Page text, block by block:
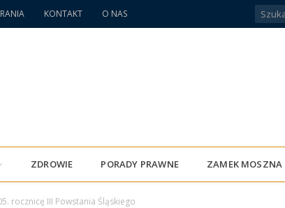
KONTAKT O NAS
ZDROWIE PORADY PRAWNE ZAMEK MOSZNA
rocznicę III Powstania Śląskiego